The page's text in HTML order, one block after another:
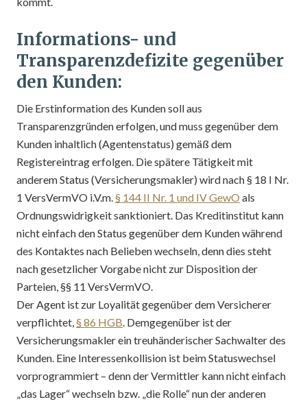
Informations- und
Transparenzdefizite gegenüber
den Kunden:
Die Erstinformation des Kunden soll aus
Transparenzgründen erfolgen, und muss gegenüber dem
Kunden inhaltlich (Agentenstatus) gemäß dem
Registereintrag erfolgen. Die spätere Tätigkeit mit
anderem Status (Versicherungsmakler) wird nach § 18 I Nr.
1 VersVermVO i.V.m.§ 144 II Nr. 1 und IV GewO als
Ordnungswidrigkeit sanktioniert. Das Kreditinstitut kann
nicht einfach den Status gegenüber dem Kunden während
des Kontaktes nach Belieben wechseln, denn dies steht
nach gesetzlicher Vorgabe nicht zur Disposition der
Parteien, §§ 11 VersVermVO.
Der Agent ist zur Loyalität gegenüber dem Versicherer
verpflichtet,§ 86 HGB. Demgegenüber ist der
Versicherungsmakler ein treuhänderischer Sachwalter des
Kunden. Eine Interessenkollision ist beim Statuswechsel
vorprogrammiert – denn der Vermittler kann nicht einfach
„das Lager“ wechseln bzw. „die Rolle“ nun der anderen